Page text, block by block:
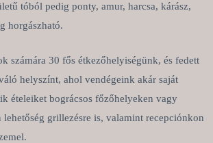
tóból pedig ponty, amur, harcsa, kárász,
horgászható.
számára 30 fős étkezőhelyiségünk, és fedett
helyszínt, ahol vendégeink akár saját
ételeiket bográcsos főzőhelyeken vagy
lehetőség grillezésre is, valamint recepciónkon